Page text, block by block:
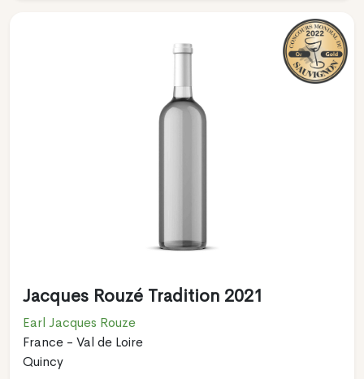
Jacques Rouzé Tradition 2021
Earl Jacques Rouze
France - Val de Loire
Quincy